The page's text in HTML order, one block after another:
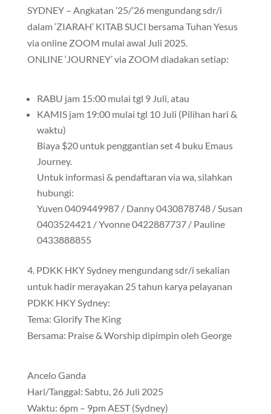
SYDNEY – Angkatan ’25/’26 mengundang sdr/i
dalam ‘ZIARAH’ KITAB SUCI bersama Tuhan Yesus
via online ZOOM mulai awal Juli 2025.
ONLINE ‘JOURNEY’ via ZOOM diadakan setiap:
RABU jam 15:00 mulai tgl 9 Juli, atau
KAMIS jam 19:00 mulai tgl 10 Juli (Pilihan hari &
waktu)
Biaya $20 untuk penggantian set 4 buku Emaus
Journey.
Untuk informasi & pendaftaran via wa, silahkan
hubungi:
Yuven 0409449987 / Danny 0430878748 / Susan
0403524421 / Yvonne 0422887737 / Pauline
0433888855
4. PDKK HKY Sydney mengundang sdr/i sekalian
untuk hadir merayakan 25 tahun karya pelayanan
PDKK HKY Sydney:
Tema: Glorify The King
Bersama: Praise & Worship dipimpin oleh George
Ancelo Ganda
Hari/Tanggal: Sabtu, 26 Juli 2025
Waktu: 6pm – 9pm AEST (Sydney)